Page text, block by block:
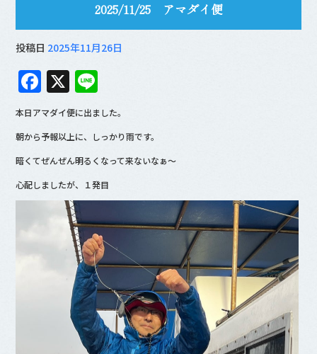
2025/11/25 アマダイ便
投稿日 2025年11月26日
F
a
c
e
b
o
o
k
X
n
e
本日アマダイ便に出ました。
朝から予報以上に、しっかり雨です。
暗くてぜんぜん明るくなって来ないなぁ〜
心配しましたが、１発目